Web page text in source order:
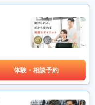
体験・相談予約